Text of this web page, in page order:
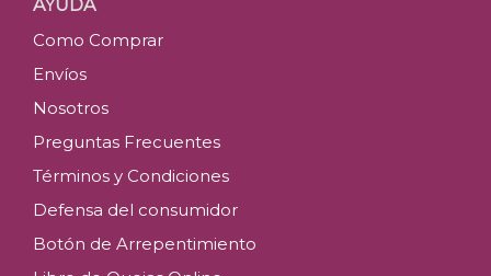
AYUDA
Como Comprar
Envíos
Nosotros
Preguntas Frecuentes
Términos y Condiciones
Defensa del consumidor
Botón de Arrepentimiento